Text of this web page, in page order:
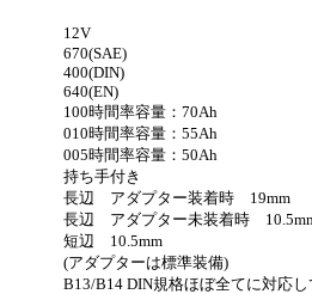
12V
670(SAE)
400(DIN)
640(EN)
100時間率容量：70Ah
010時間率容量：55Ah
005時間率容量：50Ah
持ち手付き
長辺 アダプター装着時 19mm
長辺 アダプター未装着時
短辺 10.5mm
(アダプターは標準装備)
B13/B14 DIN規格ほぼ全てに対応